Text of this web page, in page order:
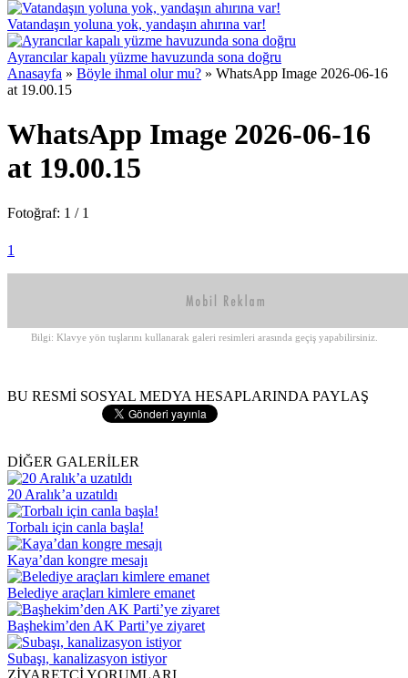
Vatandaşın yoluna yok, yandaşın ahırına var!
Ayrancılar kapalı yüzme havuzunda sona doğru
Anasayfa » Böyle ihmal olur mu? » WhatsApp Image 2026-06-16
at 19.00.15
WhatsApp Image 2026-06-16
at 19.00.15
Fotoğraf: 1 / 1
1
Bilgi: Klavye yön tuşlarını kullanarak galeri resimleri arasında geçiş yapabilirsiniz.
BU RESMİ SOSYAL MEDYA HESAPLARINDA PAYLAŞ
DİĞER GALERİLER
20 Aralık’a uzatıldı
Torbalı için canla başla!
Kaya’dan kongre mesajı
Belediye araçları kimlere emanet
Başhekim’den AK Parti’ye ziyaret
Subaşı, kanalizasyon istiyor
ZİYARETÇİ YORUMLARI